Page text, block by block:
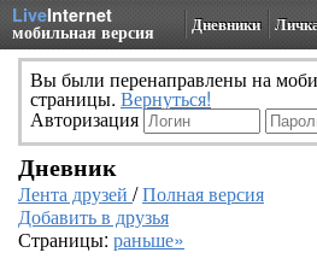
LiveInternet
мобильная версия Дневники
Вы были перенаправлены на
страницы. Вернуться!
Авторизация
Дневник
Лента друзей /Полная версия
Добавить в друзья
Страницы: раньше»